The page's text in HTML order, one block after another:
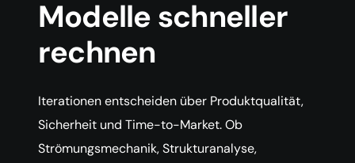
Modelle schneller
rechnen
Iterationen entscheiden über Produktqualität,
Sicherheit und Time-to-Market. Ob
Strömungsmechanik, Strukturanalyse,